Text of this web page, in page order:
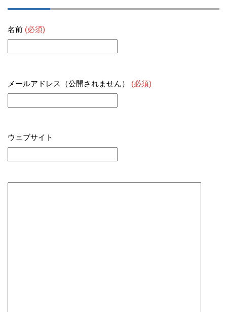
名前 (必須)
メールアドレス（公開されません） (必須)
ウェブサイト